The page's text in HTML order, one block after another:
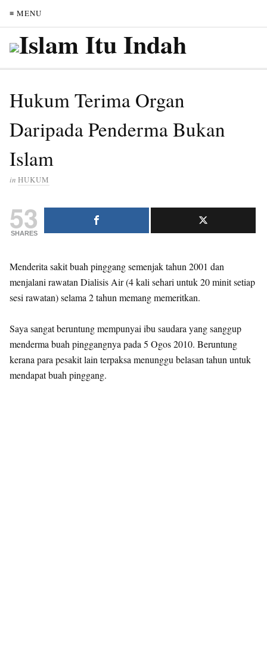
≡ MENU
Hukum Terima Organ
Daripada Penderma Bukan
Islam
in HUKUM
53
SHARES
Menderita sakit buah pinggang semenjak tahun 2001 dan
menjalani rawatan Dialisis Air (4 kali sehari untuk 20 minit setiap
sesi rawatan) selama 2 tahun memang memeritkan.
Saya sangat beruntung mempunyai ibu saudara yang sanggup
menderma buah pinggangnya pada 5 Ogos 2010. Beruntung
kerana para pesakit lain terpaksa menunggu belasan tahun untuk
mendapat buah pinggang.